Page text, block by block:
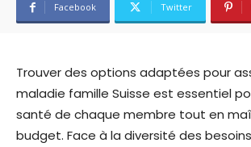
Facebook Twitter
Trouver des options adaptées pour
maladie famille Suisse est essentiel
santé de chaque membre tout en
budget. Face à la diversité des